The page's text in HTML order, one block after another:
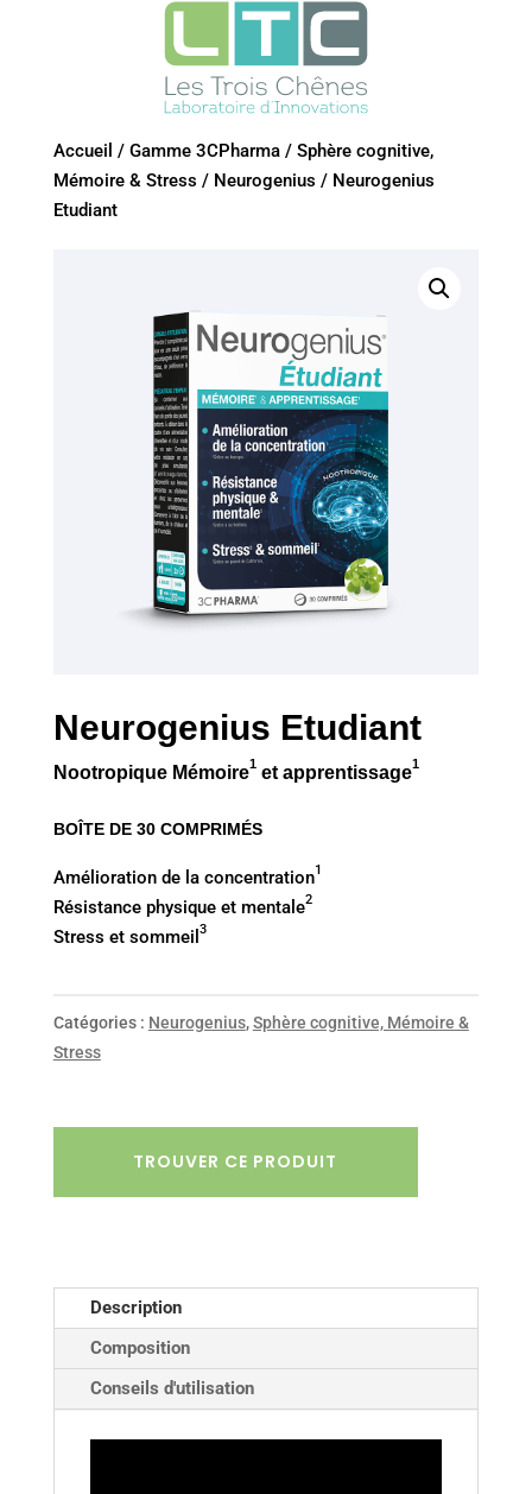
Accueil / Gamme 3CPharma/ Sphère cognitive,
Mémoire & Stress / Neurogenius / Neurogenius
Etudiant
Neurogenius Etudiant
Nootropique Mémoire1et apprentissage1
BOÎTE DE 30 COMPRIMÉS
Amélioration de la concentration1
Résistance physique et mentale2
Stress et sommeil 3
Catégories : Neurogenius,Sphère cognitive, Mémoire &
Stress
TROUVER CE PRODUIT
Description
Composition
Conseils d'utilisation